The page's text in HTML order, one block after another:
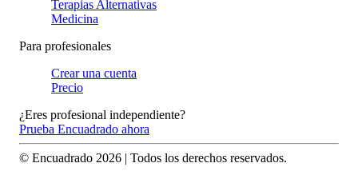
Terapias Alternativas
Medicina
Para profesionales
Crear una cuenta
Precio
¿Eres profesional independiente?
Prueba Encuadrado ahora
© Encuadrado 2026 | Todos los derechos reservados.